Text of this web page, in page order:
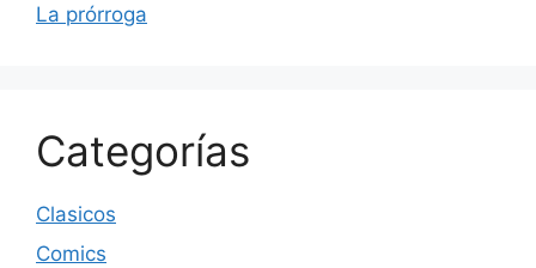
La prórroga
Categorías
Clasicos
Comics